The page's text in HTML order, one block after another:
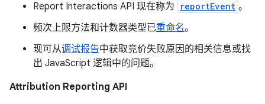
Report Interactions API 现在称为
reportEvent 。
频次上限方法和计数器类型已重命名。
现可从调试报告中获取竞价失败原因的相关信息或找
出 JavaScript 逻辑中的问题。
Attribution Reporting API